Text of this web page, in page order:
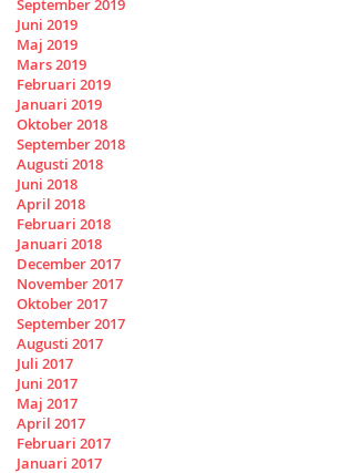
September 2019
Juni 2019
Maj 2019
Mars 2019
Februari 2019
Januari 2019
Oktober 2018
September 2018
Augusti 2018
Juni 2018
April 2018
Februari 2018
Januari 2018
December 2017
November 2017
Oktober 2017
September 2017
Augusti 2017
Juli 2017
Juni 2017
Maj 2017
April 2017
Februari 2017
Januari 2017